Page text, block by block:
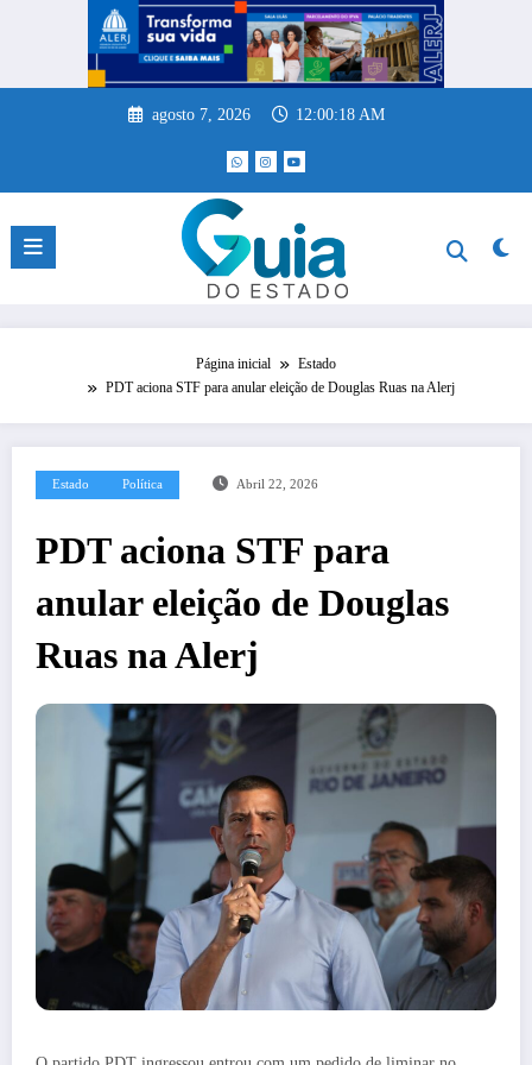
agosto 7, 2026 12:00:19 AM
Página inicial
Estado
PDT aciona STF para anular eleição de Douglas Ruas na Alerj
Estado Política Abril 22, 2026
PDT aciona STF para
anular eleição de Douglas
Ruas na Alerj